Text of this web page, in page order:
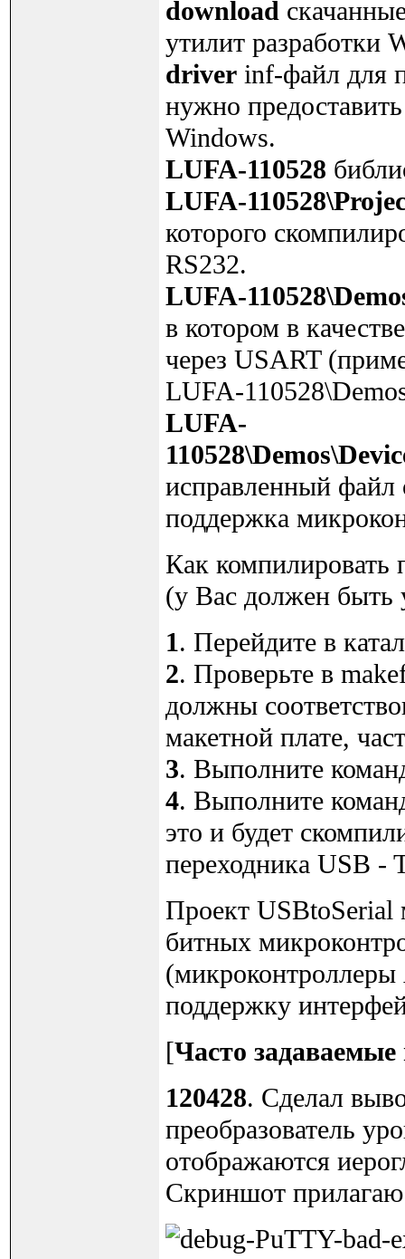
download
утилит разработки
driver inf-файл для
нужно
Windows.
LUFA-110528
LUFA-
которого
RS232.
LUFA-
в котором в
через USART
LUFA-
LUFA-
исправленный файл
поддержка
Как компилировать
(у Вас должен быть
1. Перейдите в
2. Проверьте в
должны
макетной плате,
3. Выполните
4. Выполните
это и будет
переходника USB -
Проект USBtoSerial
битных
поддержку
[Часто
120428. Сделал
преобразователь
отображаются
Скриншот